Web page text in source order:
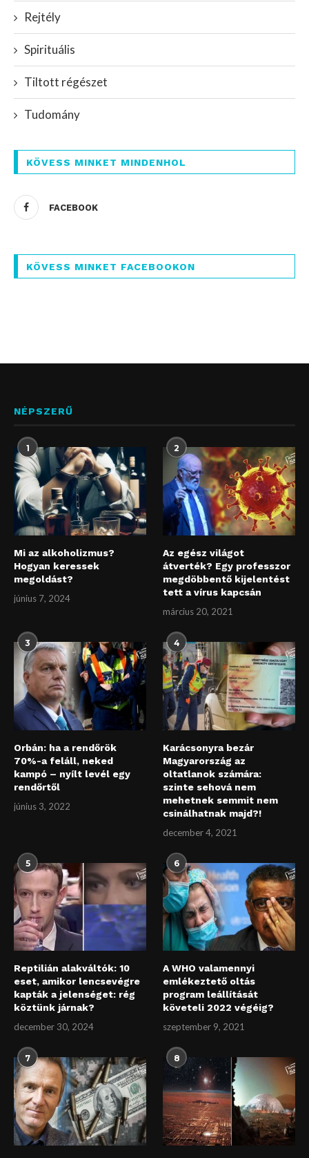
Rejtély
Spirituális
Tiltott régészet
Tudomány
KÖVESS MINKET MINDENHOL
FACEBOOK
KÖVESS MINKET FACEBOOKON
NÉPSZERŰ
1
Mi az alkoholizmus?
Hogyan keressek
megoldást?
június 7, 2024
2
Az egész világot
átverték? Egy professzor
megdöbbentő kijelentést
tett a vírus kapcsán
március 20, 2021
3
Orbán: ha a rendőrök
70%-a feláll, neked
kampó – nyílt levél egy
rendőrtől
június 3, 2022
4
Karácsonyra bezár
Magyarország az
oltatlanok számára:
szinte sehová nem
mehetnek semmit nem
csinálhatnak majd?!
december 4, 2021
5
Reptilián alakváltók: 10
eset, amikor lencsevégre
kapták a jelenséget: rég
köztünk járnak?
december 30, 2024
6
A WHO valamennyi
emlékeztető oltás
program leállítását
követeli 2022 végéig?
szeptember 9, 2021
7 8